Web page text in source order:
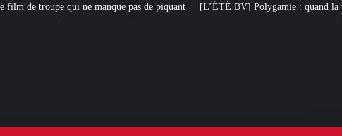
pas de piquant [L’ÉTÉ BV] Polygamie : quand la vérité sort de la bouche